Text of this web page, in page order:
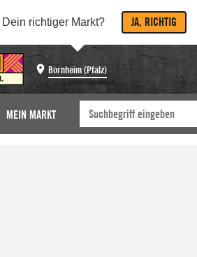
Dein richtiger Markt? JA, RICHTIG
Bornheim (Pfalz)
MEIN MARKT